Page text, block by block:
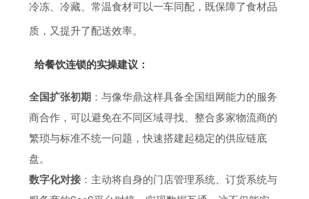
冷冻、冷藏、常温食材可以一车同配，既保障了食材品
质，又提升了配送效率。
给餐饮连锁的实操建议：
全国扩张初期 ：与像华鼎这样具备全国组网能力的服务
商合作，可以避免在不同区域寻找、整合多家物流商的
繁琐与标准不统一问题，快速搭建起稳定的供应链底
盘。
数字化对接 ：主动将自身的门店管理系统、订货系统与